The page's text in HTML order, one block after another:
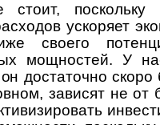
стоит,
ускоряет
своего
мощностей. У
достаточно
зависят не от